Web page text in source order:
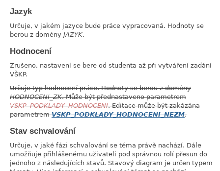
Jazyk
Určuje, v jakém jazyce bude práce vypracovaná. Hodnoty se
berou z domény JAZYK.
Hodnocení
Zrušeno, nastavení se bere od studenta až při vytváření zadání
VŠKP.
Určuje typ hodnocení práce. Hodnoty se berou z domény
HODNOCENI_ZK. Může být přednastaveno parametrem
VSKP_PODKLADY_HODNOCENI. Editace může být zakázána
parametremVSKP_PODKLADY_HODNOCENI_NEZM.
Stav schvalování
Určuje, v jaké fázi schvalování se téma právě nachází. Dále
umožňuje přihlášenému uživateli pod správnou rolí přesun do
jednoho z následujících stavů. Stavový diagram je určen typem